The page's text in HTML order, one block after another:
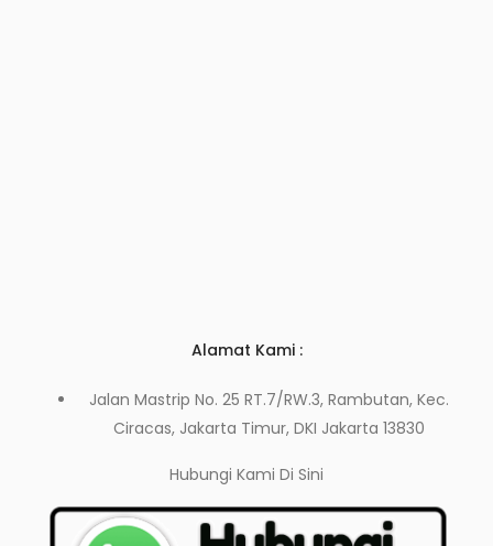
Alamat Kami :
Jalan Mastrip No. 25 RT.7/RW.3, Rambutan, Kec.
Ciracas, Jakarta Timur, DKI Jakarta 13830
Hubungi Kami Di Sini